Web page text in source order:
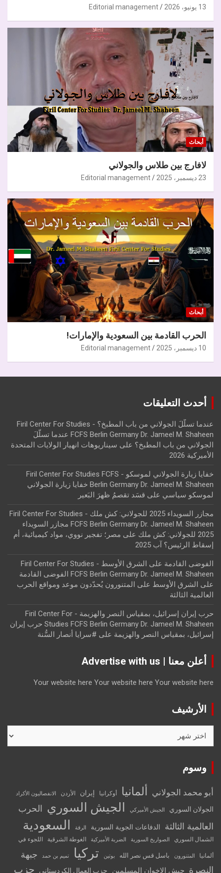
13 يونيو، 2026 Editorial management
أبحاث
لافارج بين طلاس والجولاني
23 ديسمبر، 2025 Editorial management
أبحاث
الحرب القادمة بين السعودية والإمارات!
10 ديسمبر، 2025 Editorial management
أحدث التعليقات
عندما تسلّلَ الجولاني من باب المطبخ؟ - Firil Center For Studies
FCFS Berlin Germany Dr. Jameel M. Shaheen عندما تسلّلَ
الجولاني من باب المطبخ؟ على سيناريوهات انهيار الولايات المتحدة
الأميركية 2026
خفايا زيارة الجولاني لموسكو - Firil Center For Studies FCFS
Berlin Germany Dr. Jameel M. Shaheen خفايا زيارة الجولاني
لموسكو سياسي على قسَد تقصمُ ظهرَ البَعير
مجازر السويداء 2025 للجولاني: كش ملك - Firil Center For Studies
FCFS Berlin Germany Dr. Jameel M. Shaheen مجازر السويداء
2025 للجولاني: كش ملك
على مصر؛ تفجير نووي، مواد كيميائية، أم
إسقاط الرئيس؟ آب 2025
الفوضى القادمة على الشرق الأوسط - Firil Center For Studies
FCFS Berlin Germany Dr. Jameel M. Shaheen الفوضى القادمة
على الشرق الأوسط على
المتنورون يُحدّدون موعد ومواقع الحرب
العالمية الثالثة
حرب إيران إسرائيل، بمقياس النصر والهزيمة - Firil Center For
Studies FCFS Berlin Germany Dr. Jameel M. Shaheen حرب إيران
إسرائيل، بمقياس النصر والهزيمة على #سرايا أنصار السُّنة
أعلن معنا | Advertise with us
Your website here Your website here Your website here
الأرشيف
وسوم
أبو محمد الجولاني ألمانيا أوكرانيا إيران الأردن الانفصاليون الأكراد
الجولان السوري الجيش الأميركي الجيش السوري الحرب
العالمية الثالثة
الدفاعات الجوية السورية الرقة السعودية
الشمال السوري الصواريخ السورية الضربة الأميركية الغوطة الشرقية اللجوء في
ألمانيا المتنورون باسل قس نصر الله بوتين تركيا تميم بن حمد
جبهة
النصرة
جيش الإخوان المسلمين حزب العمال الكردستاني حزب